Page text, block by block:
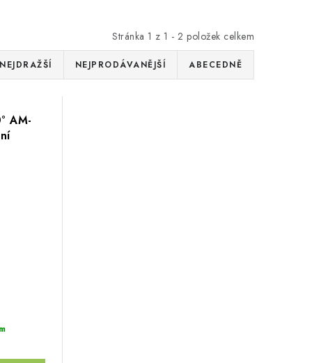
Stránka 1 z 1 - 2 položek celkem
NEJDRAŽŠÍ NEJPRODÁVANĚJŠÍ ABECEDNĚ
AM-